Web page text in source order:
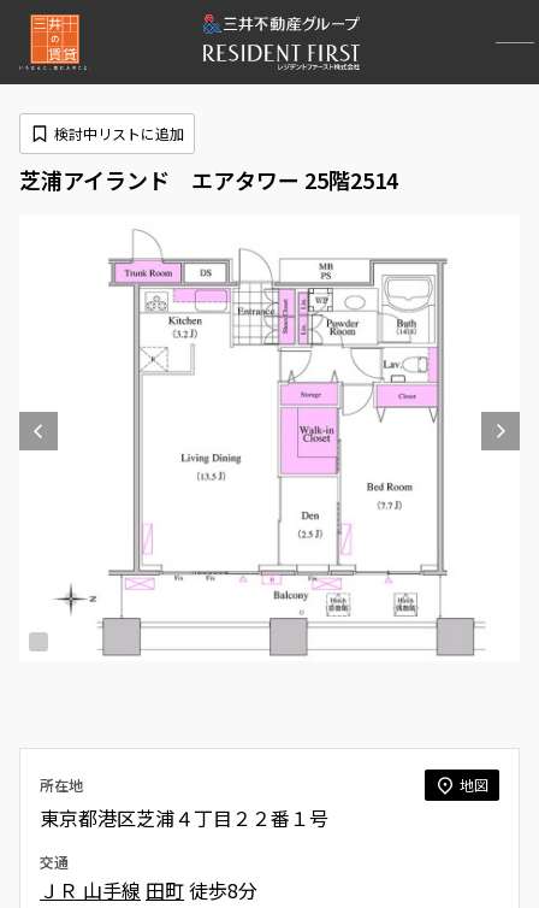
芝浦アイランド エアタワー 25階2514
検討中リストに追加
所在地 地図
東京都港区芝浦４丁目２２番１号
交通
ＪＲ 山手線 田町徒歩8分